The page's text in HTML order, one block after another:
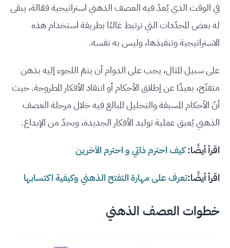
في الوقت الذي يُعدّ فيه العصف الذهني استراتيجية فعّالة، يبقى
له بعض المحدّدات التي ترتبط غالبًا بطريقة استخدام هذه
الاستراتيجية وتنفيذها، وليس به نفسه.
على سبيل المثال، يجب على الدوام أن يتمّ اللجوء إليه بذهن
متفتّح، بعيدًا عن إطلاق الأحكام أو انتقاد الأفكار المطروحة. حيث
أنّ الأحكام المسبقة والتحليل المبالغ فيه خلال مرحلة العصف
الذهني يُعيق عملية توليد الأفكار الجديدة، ويحدّ من الإبداع.
اقرأ أيضًا:كيف احترم ذاتي و احترم الآخرين
اقرأ أيضًا:تعرف على مهارة التفتح الذهني وكيفية اكتسابها
خطوات العصف الذهني